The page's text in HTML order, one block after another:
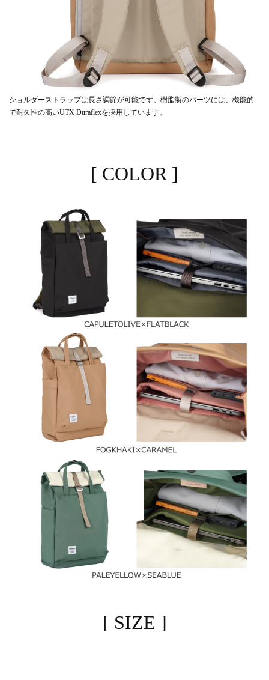
ショルダーストラップは長さ調節が可能です。樹脂製のパーツには、機能的
で耐久性の高いUTX Duraflexを採用しています。
[ COLOR ]
[ SIZE ]